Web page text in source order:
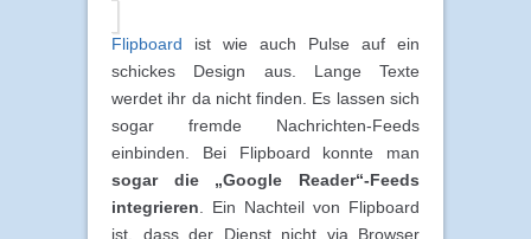
Flipboard ist wie auch Pulse auf ein
schickes Design aus. Lange Texte
werdet ihr da nicht finden. Es lassen sich
sogar fremde Nachrichten-Feeds
einbinden. Bei Flipboard konnte man
sogar die „Google Reader“-Feeds
integrieren. Ein Nachteil von Flipboard
ist, dass der Dienst nicht via Browser